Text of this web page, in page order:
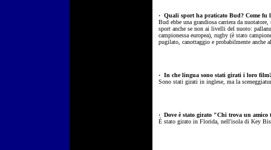
· Quali sport ha praticato Bud? Come fu
Bud ebbe una grandiosa carriera da
sport anche se non ai livelli del nuoto:
campionessa europea), rugby (è stato
pugilato, canottaggio e probabilmente anche
· In che lingua sono stati girati i loro
Sono stati girati in inglese, ma la
· Dove è stato girato "Chi trova un amico
È stato girato in Florida, nell'isola di Key